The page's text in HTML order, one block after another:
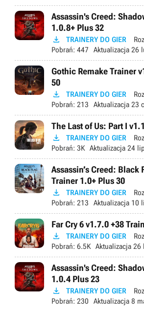
Assassin's Creed:
1.0.8+ Plus 32
 TRAINERY DO GIER
Pobrań: 447 Aktualizacja 26
Gothic Remake Trainer
50
 TRAINERY DO GIER
Pobrań: 213 Aktualizacja 23
The Last of Us: Part I
 TRAINERY DO GIER
Pobrań: 3K Aktualizacja 24
Assassin’s Creed: Black
Trainer 1.0+ Plus 30
 TRAINERY DO GIER
Pobrań: 213 Aktualizacja 10
Far Cry 6 v1.7.0 +38
 TRAINERY DO GIER
Pobrań: 6.5K Aktualizacja 26
Assassin's Creed:
1.0.4 Plus 23
 TRAINERY DO GIER
Pobrań: 230 Aktualizacja 8